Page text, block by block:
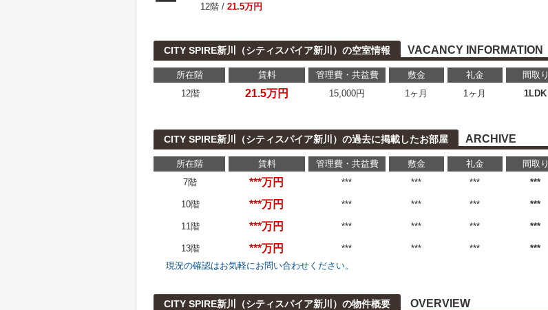
12階 / 21.5万円
CITY SPIRE新川（シティスパイア新川）の空室情報 VACANCY INFORMATION
所在階 賃料 管理費・共益費 敷金 礼金 間取り
12階
21.5万円 15,000円 1ヶ月 1ヶ月 1LDK
CITY SPIRE新川（シティスパイア新川）の過去に掲載したお部屋 ARCHIVE
所在階 賃料 管理費・共益費 敷金 礼金 間取り
7階
***万円 *** *** *** ***
10階 ***万円 *** *** *** ***
11階 ***万円 *** *** *** ***
13階 ***万円 *** *** *** ***
現況の確認はお気軽にお問い合わせください。
CITY SPIRE新川（シティスパイア新川）の物件概要 OVERVIEW